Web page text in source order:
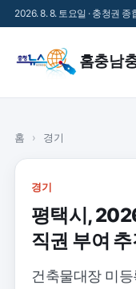
2026. 8. 8. 토요일 · 충청권 종
홈충남
홈 › 경기
경기
평택시,
직권 부여 추
건축물대장 미